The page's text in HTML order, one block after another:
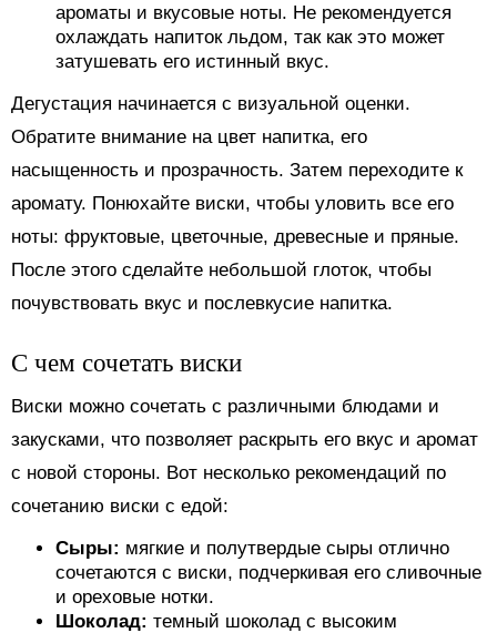
ароматы и вкусовые ноты. Не рекомендуется
охлаждать напиток льдом, так как это может
затушевать его истинный вкус.
Дегустация начинается с визуальной оценки.
Обратите внимание на цвет напитка, его
насыщенность и прозрачность. Затем переходите к
аромату. Понюхайте виски, чтобы уловить все его
ноты: фруктовые, цветочные, древесные и пряные.
После этого сделайте небольшой глоток, чтобы
почувствовать вкус и послевкусие напитка.
С чем сочетать виски
Виски можно сочетать с различными блюдами и
закусками, что позволяет раскрыть его вкус и аромат
с новой стороны. Вот несколько рекомендаций по
сочетанию виски с едой:
Сыры: мягкие и полутвердые сыры отлично
сочетаются с виски, подчеркивая его сливочные
и ореховые нотки.
Шоколад: темный шоколад с высоким